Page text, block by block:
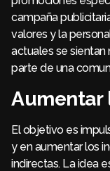
campaña
valores y la
actuales se sientan
parte de una
Aumentar
El objetivo es
y en aumentar los
indirectas. La idea